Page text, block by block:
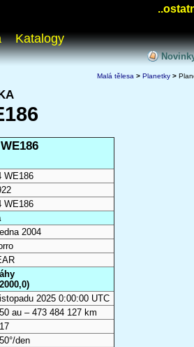
Katalogy
Malá tělesa > Planetky >
WE186
WE186
2004
2025 0:00:00 UTC
au – 473 484 127 km
den